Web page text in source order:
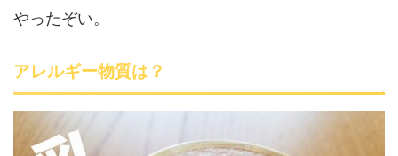
やったぞい。
アレルギー物質は？